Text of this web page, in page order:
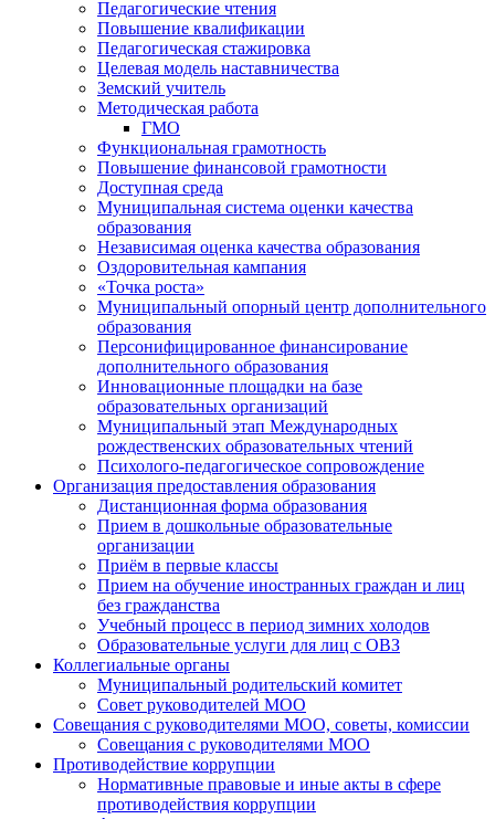
Педагогические чтения
Повышение квалификации
Педагогическая стажировка
Целевая модель наставничества
Земский учитель
Методическая работа
ГМО
Функциональная грамотность
Повышение финансовой грамотности
Доступная среда
Муниципальная система оценки качества
образования
Независимая оценка качества образования
Оздоровительная кампания
«Точка роста»
Муниципальный опорный центр дополнительного
образования
Персонифицированное финансирование
дополнительного образования
Инновационные площадки на базе
образовательных организаций
Муниципальный этап Международных
рождественских образовательных чтений
Психолого-педагогическое сопровождение
Организация предоставления образования
Дистанционная форма образования
Прием в дошкольные образовательные
организации
Приём в первые классы
Прием на обучение иностранных граждан и лиц
без гражданства
Учебный процесс в период зимних холодов
Образовательные услуги для лиц с ОВЗ
Коллегиальные органы
Муниципальный родительский комитет
Совет руководителей МОО
Совещания с руководителями МОО, советы, комиссии
Совещания с руководителями МОО
Противодействие коррупции
Нормативные правовые и иные акты в сфере
противодействия коррупции